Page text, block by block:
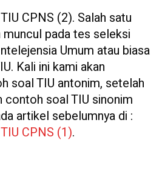
CPNS (2). Salah satu
muncul pada tes seleksi
Umum atau biasa
Kali ini kami akan
soal TIU antonim, setelah
contoh soal TIU sinonim
artikel sebelumnya di :
CPNS (1).